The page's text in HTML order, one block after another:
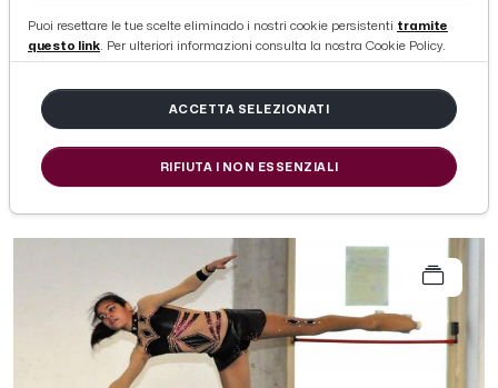
Lama Skating, titolo regionale ed
altre qualificazioni nazionali
martedì 29 aprile 2014
Puoi resettare le tue scelte eliminado i nostri cookie persistenti tramite
questo link. Per ulteriori informazioni consulta la nostra Cookie Policy.
ACCETTA SELEZIONATI
RIFIUTA I NON ESSENZIALI